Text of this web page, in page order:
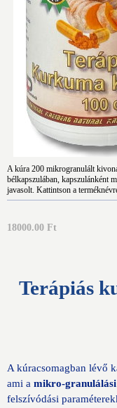
A kúra 200 mikrogranulált
bélkapszulában, kapszulánként
javasolt. Kattintson a
18000.00 Ft
Terápiás
A kúracsomagban lévő
ami a mikro-granulálási
felszívódási